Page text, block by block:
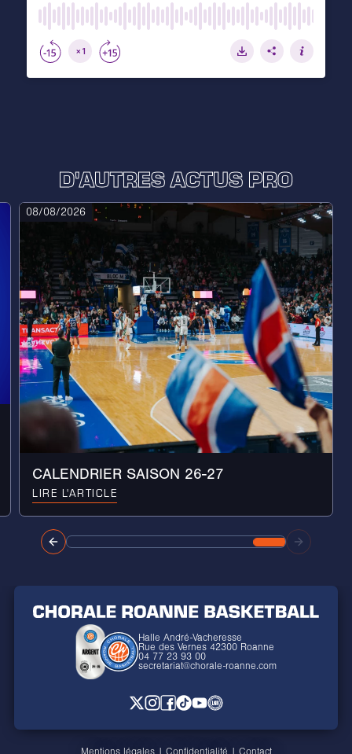
D'AUTRES ACTUS PRO
08/08/2026
CALENDRIER SAISON 26-27
LIRE L'ARTICLE
Halle André-Vacheresse
Rue des Vernes 42300 Roanne
04 77 23 93 00
secretariat@chorale-roanne.com